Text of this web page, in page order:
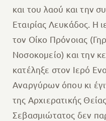
και του λαού και την
Εταιρίας Λευκάδος. Η
τον Οίκο Πρόνοιας
Νοσοκομείο) και την
κατέληξε στον Ιερό
Αναργύρων όπου κι
της Αρχιερατικής
Σεβασμιώτατος δεν